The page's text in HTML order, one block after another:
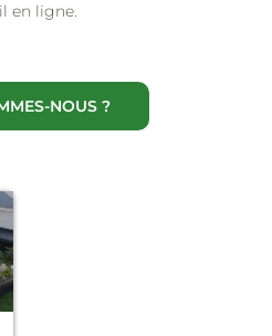
en ligne.
NOUS ?